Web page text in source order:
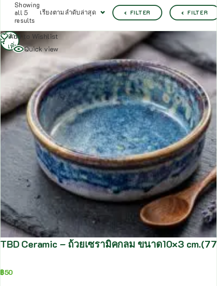
Showing
all 5
results
เรียงตามลำดับล่าสุด FILTER FILTER
Add to Wishlist
Quick view
TBD Ceramic – ถ้วยเซรามิคกลม ขนาด10×3
฿50
อ่าน
เพิ่ม